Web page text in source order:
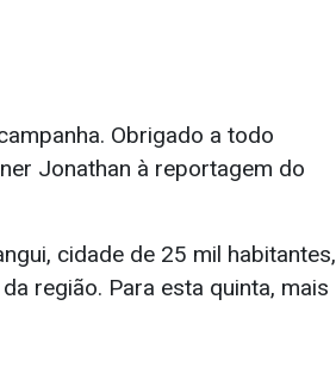
Obrigado a todo
Jonathan à reportagem do
cidade de 25 mil habitantes,
região. Para esta quinta, mais